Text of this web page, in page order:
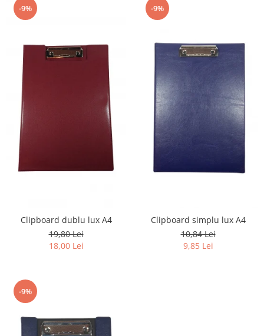
-9%
Clipboard dublu lux A4
19,80 Lei
18,00 Lei
-9%
Clipboard simplu lux A4
10,84 Lei
9,85 Lei
-9%